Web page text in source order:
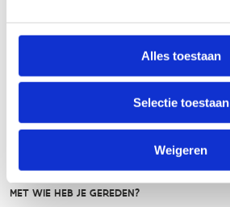
Alles toestaan
Selectie toestaan
Weigeren
Beginner
MET WIE HEB JE GEREDEN?